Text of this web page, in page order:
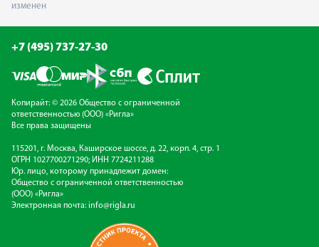
изменен
+7 (495) 737-27-30
Копирайт: © 2026 Общество с ограниченной
ответственностью (ООО) «Ригла»
Все права защищены
115201, г. Москва, Каширское шоссе, д. 22, корп. 4, стр. 1
ОГРН 1027700271290; ИНН 7724211288
Юр. лицо, которому принадлежит домен:
Общество с ограниченной ответственностью
(ООО) «Ригла»
Электронная почта: info@rigla.ru